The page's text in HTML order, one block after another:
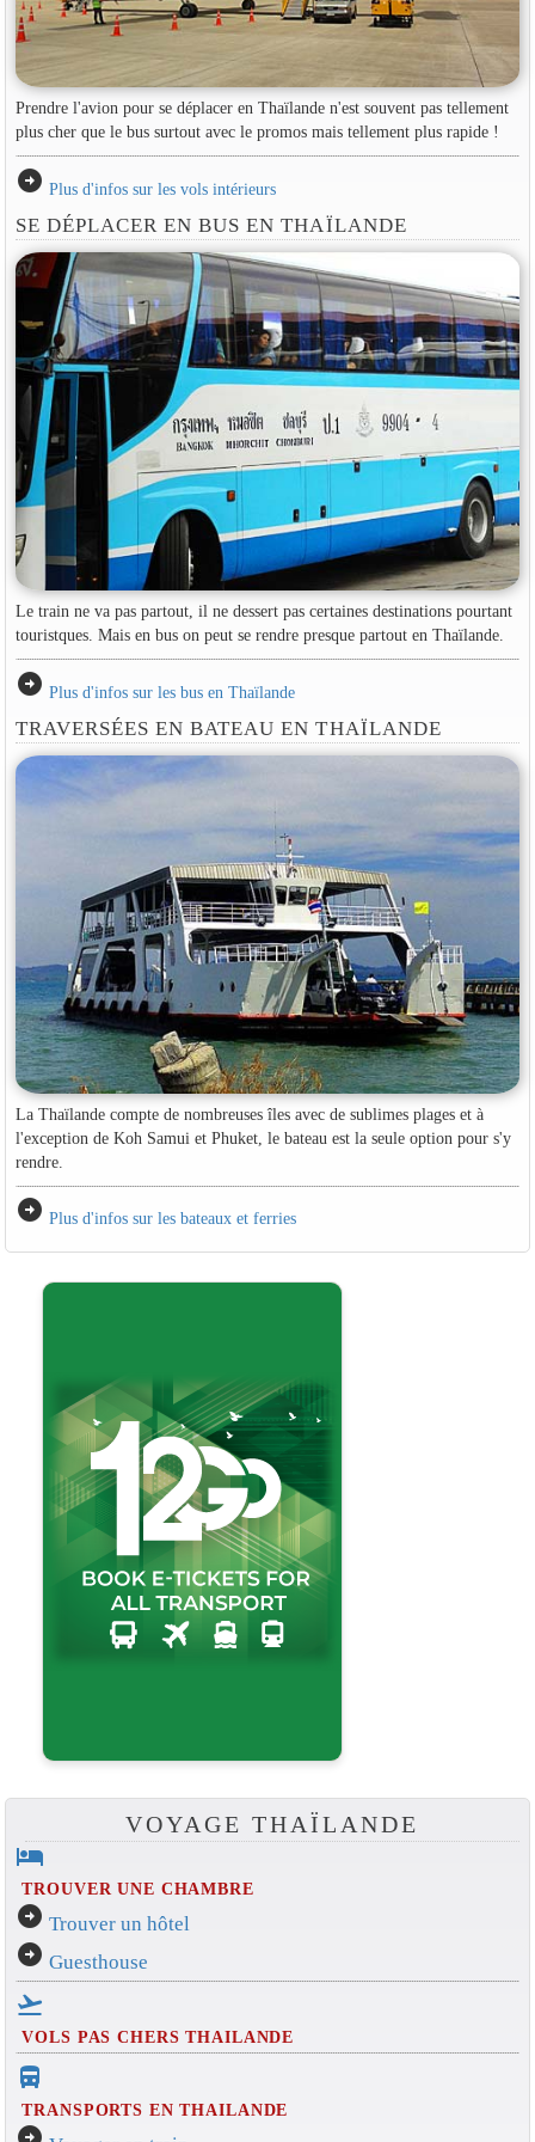
Prendre l'avion pour se déplacer en Thaïlande n'est souvent pas tellement
plus cher que le bus surtout avec le promos mais tellement plus rapide !
arrow_circle_right Plus d'infos sur les vols intérieurs
SE DÉPLACER EN BUS EN THAÏLANDE
Le train ne va pas partout, il ne dessert pas certaines destinations pourtant
touristques. Mais en bus on peut se rendre presque partout en Thaïlande.
arrow_circle_right Plus d'infos sur les bus en Thaïlande
TRAVERSÉES EN BATEAU EN THAÏLANDE
La Thaïlande compte de nombreuses îles avec de sublimes plages et à
l'exception de Koh Samui et Phuket, le bateau est la seule option pour s'y
rendre.
arrow_circle_right Plus d'infos sur les bateaux et ferries
VOYAGE THAÏLANDE
hotel
TROUVER UNE CHAMBRE
arrow_circle_right Trouver un hôtel
arrow_circle_right Guesthouse
flight_takeoff
VOLS PAS CHERS THAILANDE
directions_bus_filled
TRANSPORTS EN THAILANDE